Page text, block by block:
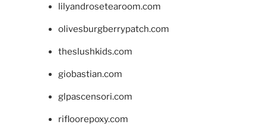
lilyandrosetearoom.com
olivesburgberrypatch.com
theslushkids.com
giobastian.com
glpascensori.com
rifloorepoxy.com